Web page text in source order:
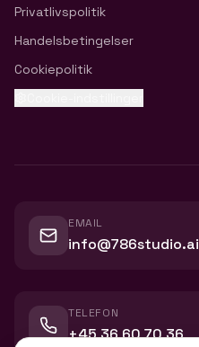
Privatlivspolitik
Handelsbetingelser
Cookiepolitik
EMAIL
info@786studio.ai
TELEFON
+45 36 60 70 36